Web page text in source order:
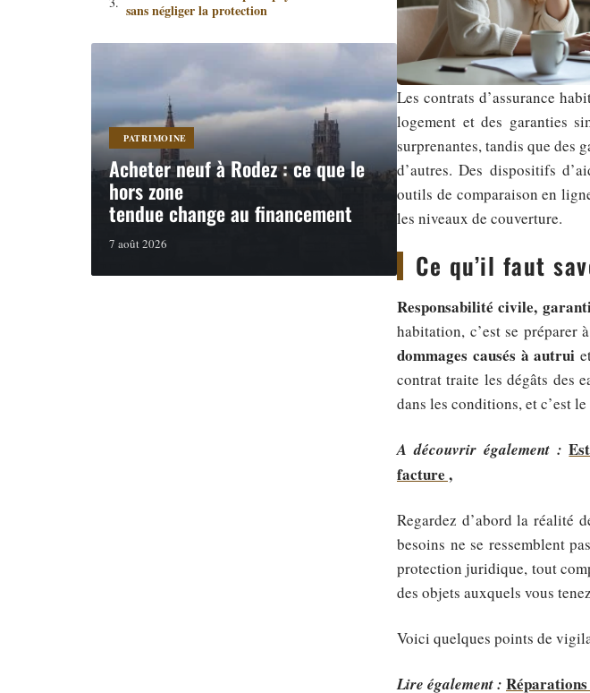
sans négliger la protection
PATRIMOINE
Acheter neuf à Rodez : ce que le
hors zone
tendue change au financement
7 août 2026
Les contrats d’assurance
logement et des garanties
surprenantes, tandis que des
d’autres. Des dispositifs
outils de comparaison en
les niveaux de couverture.
Ce qu’il faut
Responsabilité civile,
habitation, c’est se préparer
dommages causés à autrui
contrat traite les dégâts des
dans les conditions, et c’est
A découvrir également :
facture ,
Regardez d’abord la réalité
besoins ne se ressemblent
protection juridique, tout
des objets auxquels vous
Voici quelques points de
Lire également :